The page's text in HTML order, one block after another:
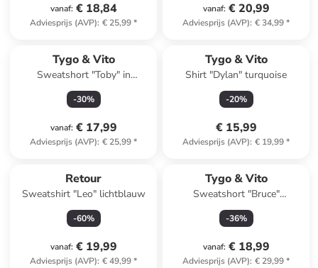
vanaf: € 18,84
Adviesprijs (AVP): € 25,99*
vanaf: € 20,99
Adviesprijs (AVP): € 34,99*
Tygo & Vito
Sweatshort "Toby" in
Brodeaux
-30%
vanaf: € 17,99
Adviesprijs (AVP): € 25,99*
Tygo & Vito
Shirt "Dylan" turquoise
-20%
€ 15,99
Adviesprijs (AVP): € 19,99*
Retour
Sweatshirt "Leo" lichtblauw
-60%
vanaf: € 19,99
Adviesprijs (AVP): € 49,99*
Tygo & Vito
Sweatshort "Bruce"
donkerblauw
-36%
vanaf: € 18,99
Adviesprijs (AVP): € 29,99*